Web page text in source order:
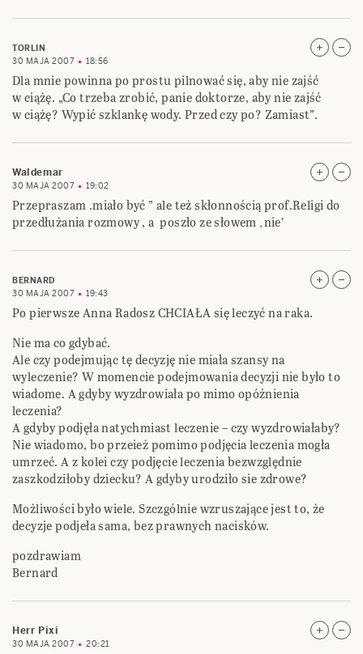
TORLIN
30 MAJA 2007
18:56
Dla mnie powinna po prostu pilnować się, aby nie zajść
w ciążę. „Co trzeba zrobić, panie doktorze, aby nie zajść
w ciążę? Wypić szklankę wody. Przed czy po? Zamiast”.
Waldemar
30 MAJA 2007 19:02
Przepraszam .miało być ” ale też skłonnością prof.Religi do
przedłużania rozmowy , a poszło ze słowem ‚nie’
BERNARD
30 MAJA 2007
19:43
Po pierwsze Anna Radosz CHCIAŁA się leczyć na raka.
Nie ma co gdybać.
Ale czy podejmując tę decyzję nie miała szansy na
wyleczenie? W momencie podejmowania decyzji nie było to
wiadome. A gdyby wyzdrowiała po mimo opóźnienia
leczenia?
A gdyby podjęła natychmiast leczenie – czy wyzdrowiałaby?
Nie wiadomo, bo przeież pomimo podjęcia leczenia mogła
umrzeć. A z kolei czy podjęcie leczenia bezwzględnie
zaszkodziłoby dziecku? A gdyby urodziło sie zdrowe?
Możliwości było wiele. Szczgólnie wzruszające jest to, że
decyzje podjeła sama, bez prawnych nacisków.
pozdrawiam
Bernard
Herr Pixi
30 MAJA 2007 20:21